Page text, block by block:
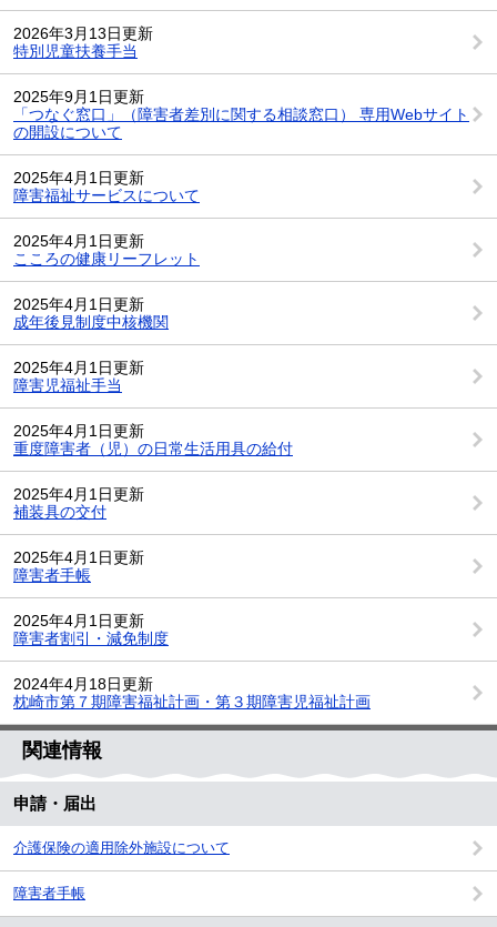
2026年3月13日更新
特別児童扶養手当
2025年9月1日更新
「つなぐ窓口」（障害者差別に関する相談窓口） 専用Webサイト
の開設について
2025年4月1日更新
障害福祉サービスについて
2025年4月1日更新
こころの健康リーフレット
2025年4月1日更新
成年後見制度中核機関
2025年4月1日更新
障害児福祉手当
2025年4月1日更新
重度障害者（児）の日常生活用具の給付
2025年4月1日更新
補装具の交付
2025年4月1日更新
障害者手帳
2025年4月1日更新
障害者割引・減免制度
2024年4月18日更新
枕崎市第７期障害福祉計画・第３期障害児福祉計画
関連情報
申請・届出
介護保険の適用除外施設について
障害者手帳